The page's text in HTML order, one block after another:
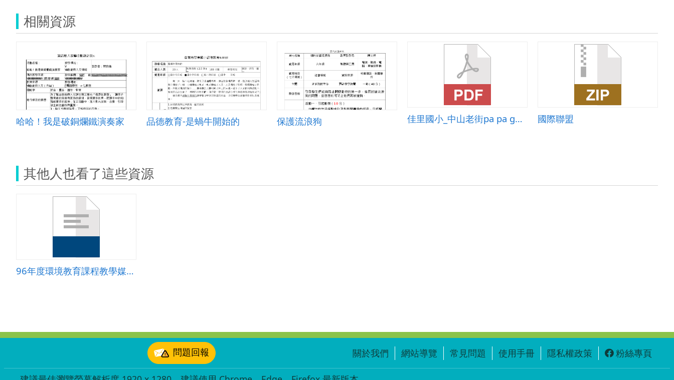
相關資源
哈哈！我是破銅爛鐵演奏家 品德教育-是蝸牛開始的 保護流浪狗 佳里國小_中山老街pa pa go學習單 國際聯盟
其他人也看了這些資源
96年度環境教育課程教學媒體徵選成果-中興國小
問題回報 關於我們 網站導覽 常見問題 使用手冊 隱私權政策 粉絲專頁